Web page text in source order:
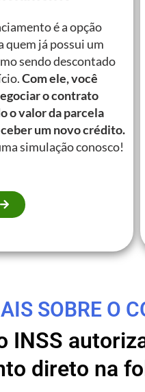
é a opção
quem já possui um
sendo descontado
Com ele, você
o contrato
o valor da parcela
um novo crédito.
simulação conosco!
SOBRE O
INSS
direto na